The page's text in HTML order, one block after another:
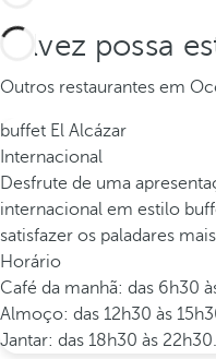
Talvez possa
Outros restaurantes em
buffet El Alcázar
Internacional
Desfrute de uma
internacional em estilo
satisfazer os paladares
Horário
Café da manhã: das 6h30
Almoço: das 12h30 às
Jantar: das 18h30 às 22h30.